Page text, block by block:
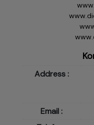
Address :
Email :